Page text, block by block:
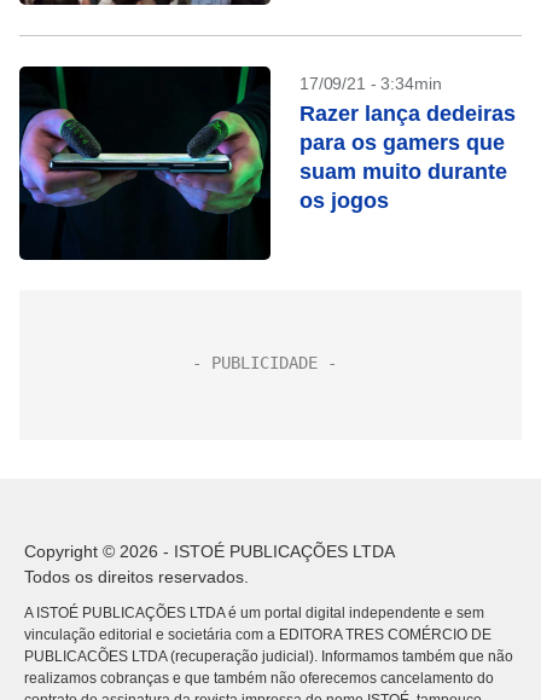
17/09/21 - 3:34min
Razer lança dedeiras
para os gamers que
suam muito durante
os jogos
Copyright © 2026 - ISTOÉ PUBLICAÇÕES LTDA
Todos os direitos reservados.
A ISTOÉ PUBLICAÇÕES LTDA é um portal digital independente e sem
vinculação editorial e societária com a EDITORA TRES COMÉRCIO DE
PUBLICACÕES LTDA (recuperação judicial). Informamos também que não
realizamos cobranças e que também não oferecemos cancelamento do